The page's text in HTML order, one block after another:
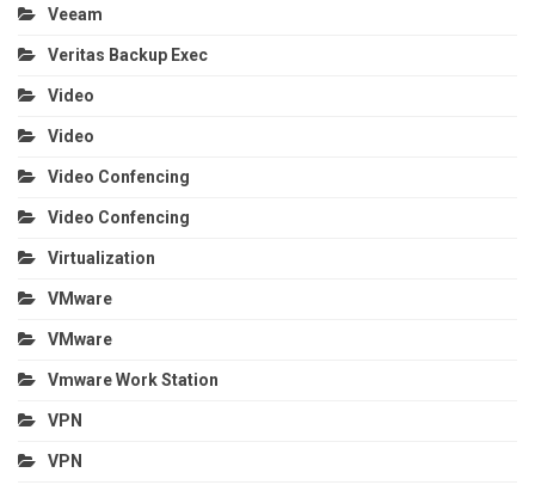
Veeam
Veritas Backup Exec
Video
Video
Video Confencing
Video Confencing
Virtualization
VMware
VMware
Vmware Work Station
VPN
VPN